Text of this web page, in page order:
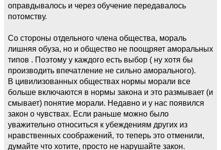
оправдывалось и через обучение передавалось
потомству.
Со стороны отдельного члена общества, мораль
лишняя обуза, но и общество не поощряет аморальных
типов . Поэтому у каждого есть выбор ( ну хотя бы
производить впечатление не сильно аморального).
В цивилизованных обществах нормы морали все
больше включаются в нормы закона и это размывает (и
смывает) понятие морали. Недавно и у нас появился
закон о чувствах. Если раньше можно было
уважительно относиться к убеждениям других из
нравственных соображений, то теперь это отменили,
думайте что хотите, просто не нарушайте закон.